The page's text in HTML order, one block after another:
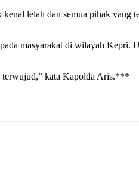
lelah dan semua pihak yang
masyarakat di wilayah Kepri.
terwujud,” kata Kapolda Aris.***